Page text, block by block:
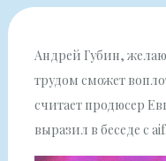
Андрей Губин,
трудом сможет
считает продюсер
выразил в беседе с